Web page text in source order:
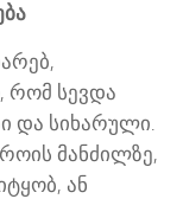
რომ სევდა
და სიხარული.
მანძილზე,
ან